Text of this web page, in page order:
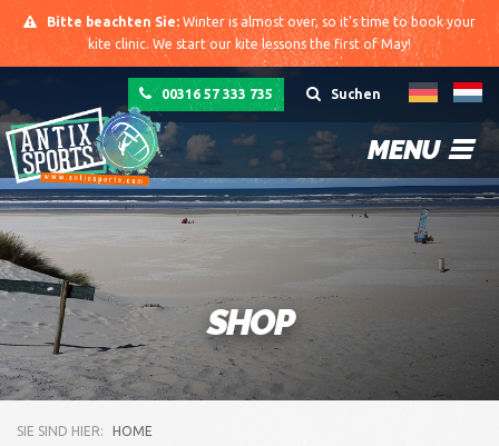
Bitte beachten Sie: Winter is almost over, so it's time to book your
kite clinic. We start our kite lessons the first of May!
Suchen
00316 57 333 735
MENU
SHOP
SIE SIND HIER: HOME